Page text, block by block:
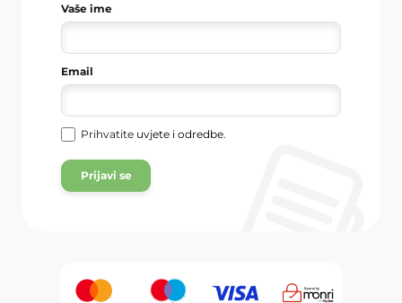
Vaše ime
Email
Prihvatite uvjete i odredbe.
Prijavi se